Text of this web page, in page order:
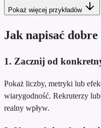
Pokaż więcej przykładów
Jak napisać
1. Zacznij od
Pokaż liczby, metryki lub
wiarygodność. Rekruterzy
realny wpływ.